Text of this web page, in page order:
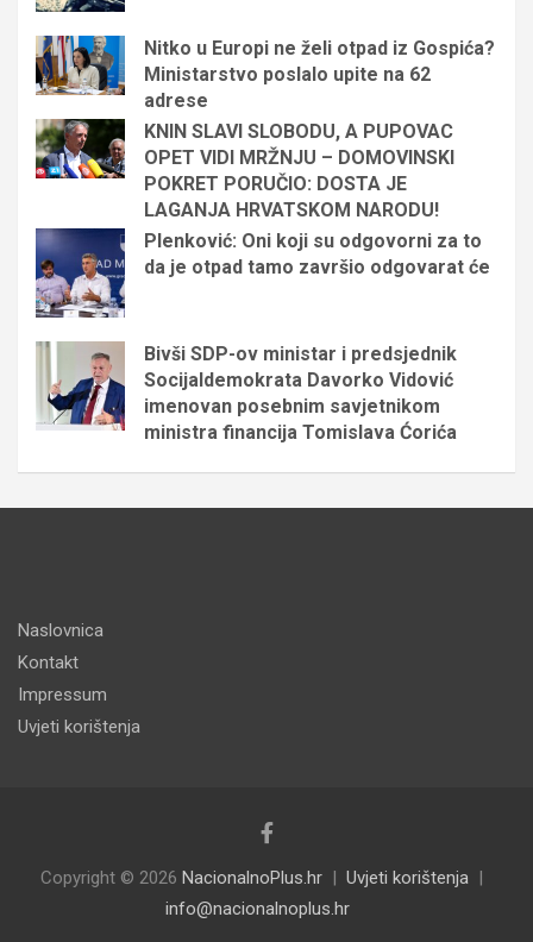
Nitko u Europi ne želi otpad iz Gospića?
Ministarstvo poslalo upite na 62
adrese
KNIN SLAVI SLOBODU, A PUPOVAC
OPET VIDI MRŽNJU – DOMOVINSKI
POKRET PORUČIO: DOSTA JE
LAGANJA HRVATSKOM NARODU!
Plenković: Oni koji su odgovorni za to
da je otpad tamo završio odgovarat će
Bivši SDP-ov ministar i predsjednik
Socijaldemokrata Davorko Vidović
imenovan posebnim savjetnikom
ministra financija Tomislava Ćorića
Naslovnica
Kontakt
Impressum
Uvjeti korištenja
Copyright © 2026 NacionalnoPlus.hr
Uvjeti korištenja
info@nacionalnoplus.hr